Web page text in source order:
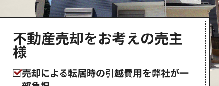
不動産売却をお考えの売主
様
売却による転居時の引越費用を弊社が一